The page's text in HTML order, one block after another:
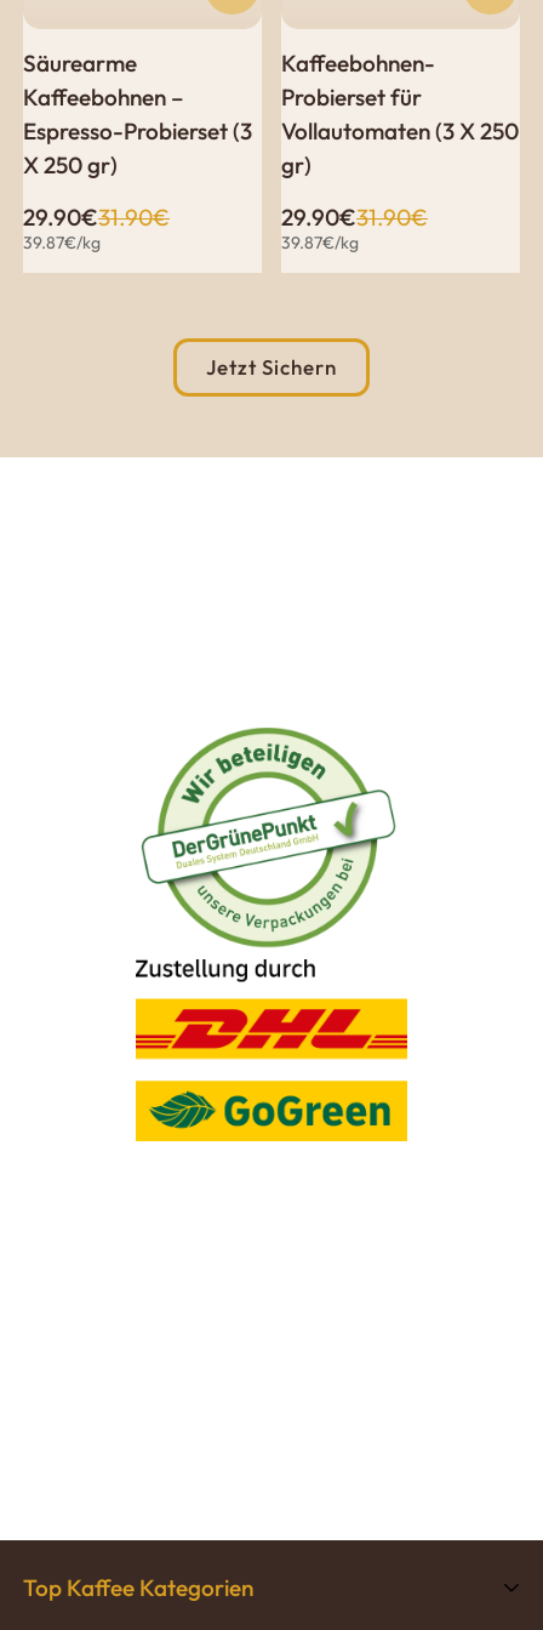
Gleichmäßige Verteilung:Exakte
Kaffeemehl-Verteilung ohne Verluste.
Passgenau:
Drei Größen für unterschiedliche
Siebträger.
Einfache Handhabung:
Mühelos aufsetzen
Technische Details
Info@joefrex.de
Säurearme
Kaffeebohnen –
Espresso-Probierset (3
X 250 gr)
Verkaufspreis
29.90€Regulärer
Preis
31.90€
Stückpreis
39.87€/kg
Kaffeebohnen-
Probierset für
Vollautomaten (3 X 250
gr)
Verkaufspreis
29.90€Regulärer
Preis
31.90€
Stückpreis
39.87€/kg
Jetzt Sichern
Top Kaffee Kategorien